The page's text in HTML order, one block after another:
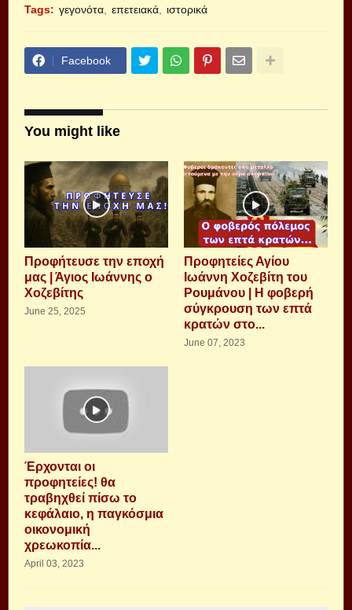
Tags: γεγονότα επετειακά ιστορικά
Facebook
You might like
Προφήτευσε την εποχή
μας | Άγιος Ιωάννης ο
Χοζεβίτης
June 25, 2025
Προφητείες Αγίου
Ιωάννη Χοζεβίτη του
Ρουμάνου | Η φοβερή
σύγκρουση των επτά
κρατών στο...
June 07, 2023
Έρχονται οι
προφητείες! θα
τραβηχθεί πίσω το
κεφάλαιο, η παγκόσμια
οικονομική
χρεωκοπία...
April 03, 2023